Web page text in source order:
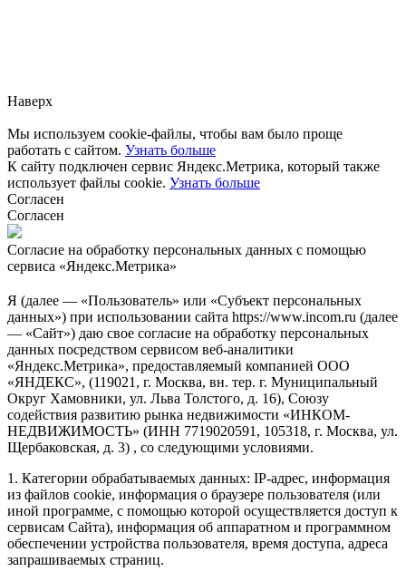
Наверх
Мы используем cookie-файлы, чтобы вам было проще
работать с сайтом. Узнать больше
К сайту подключен сервис Яндекс.Метрика, который также
использует файлы cookie. Узнать больше
Согласен
Согласен
Согласие на обработку персональных данных с помощью
сервиса «Яндекс.Метрика»
Я (далее — «Пользователь» или «Субъект персональных
данных») при использовании сайта https://www.incom.ru (далее
— «Сайт») даю свое согласие на обработку персональных
данных посредством сервисом веб-аналитики
«Яндекс.Метрика», предоставляемый компанией ООО
«ЯНДЕКС», (119021, г. Москва, вн. тер. г. Муниципальный
Округ Хамовники, ул. Льва Толстого, д. 16), Союзу
содействия развитию рынка недвижимости «ИНКОМ-
НЕДВИЖИМОСТЬ» (ИНН 7719020591, 105318, г. Москва, ул.
Щербаковская, д. 3) , со следующими условиями.
1. Категории обрабатываемых данных: IP-адрес, информация
из файлов cookie, информация о браузере пользователя (или
иной программе, с помощью которой осуществляется доступ к
сервисам Сайта), информация об аппаратном и программном
обеспечении устройства пользователя, время доступа, адреса
запрашиваемых страниц.